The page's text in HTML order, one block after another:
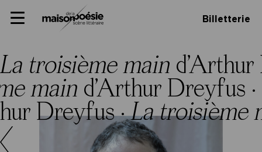
Panneau de gestion des cookies
to
Primary
Billetterie
La troisième main
main d’Arthur Dreyfus ·
Dreyfus ·La troisième